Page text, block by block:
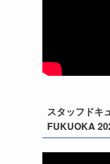
スタッフドキ
FUKUOKA